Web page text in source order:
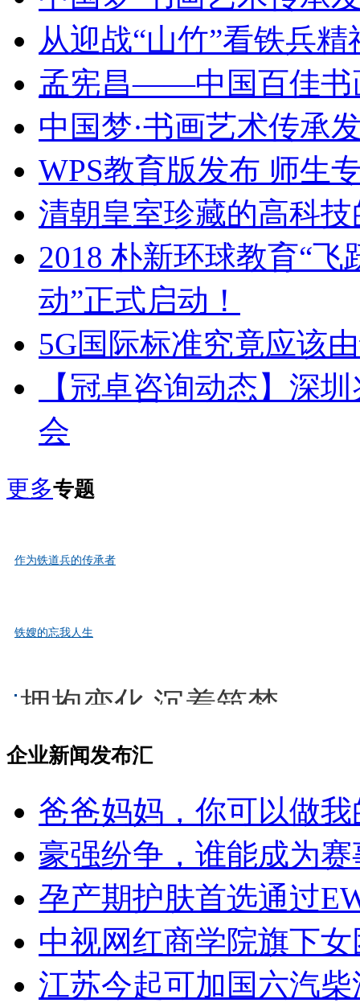
从迎战“山竹”看铁兵精
孟宪昌——中国百佳书
中国梦·书画艺术传
WPS教育版发布 师生
清朝皇室珍藏的高科
2018 朴新环球教育“
动”正式启动！
5G国际标准究竟应该
【冠卓咨询动态】深
会
更多专题
作为铁道兵的传承者
铁嫂的忘我人生
拥抱变化 沉着筑梦
企业新闻发布汇
爸爸妈妈，你可以做
豪强纷争，谁能成为
孕产期护肤首选通过
中视网红商学院旗下
江苏今起可加国六汽